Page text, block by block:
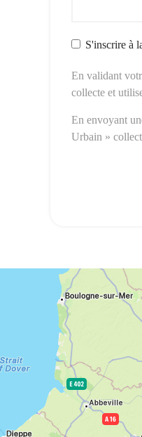
S'inscrire à
En validant
collecte et
En envoyant
Urbain »